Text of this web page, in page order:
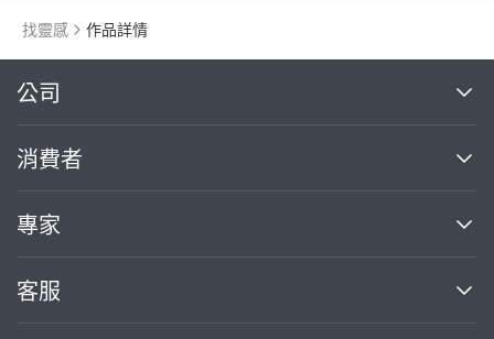
找靈感 作品詳情
公司
關於我們
部落格
加入我們
消費者
買服務
熱門服務
專家
案件中心
客服
繼續完成